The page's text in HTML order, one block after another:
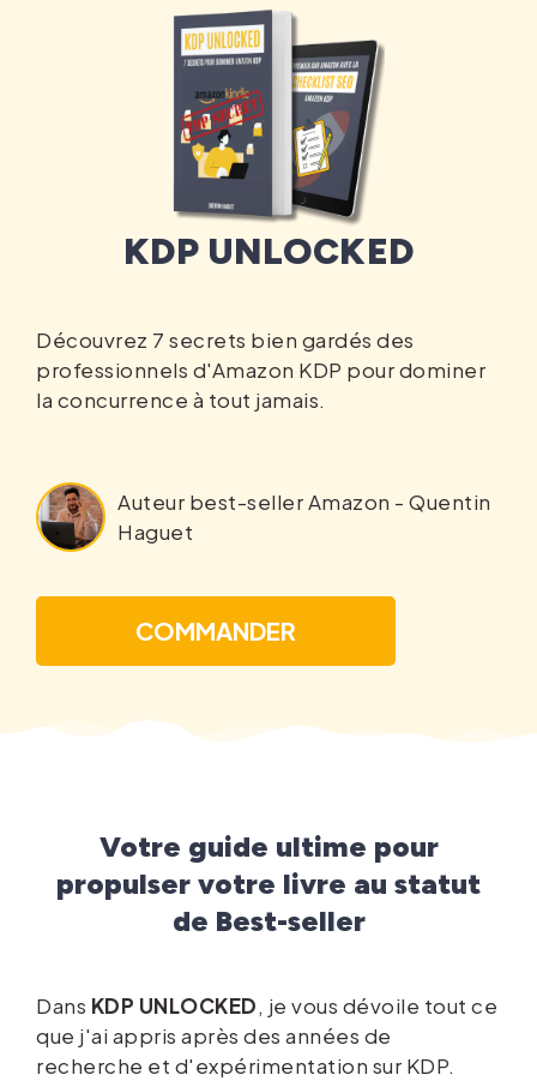
KDP UNLOCKED
Découvrez 7 secrets bien gardés des
professionnels d'Amazon KDP pour dominer
la concurrence à tout jamais.
Auteur best-seller Amazon - Quentin
Haguet
COMMANDER
Votre guide ultime pour
propulser votre livre au statut
de Best-seller
Dans KDP UNLOCKED, je vous dévoile tout ce
que j'ai appris après des années de
recherche et d'expérimentation sur KDP.